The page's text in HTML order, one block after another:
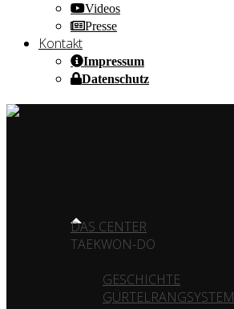
Videos
Presse
Kontakt
Impressum
Datenschutz
DAS CENTER
TAEKWON-DO
GESCHICHTE
GÜRTELRANGSYSTEM